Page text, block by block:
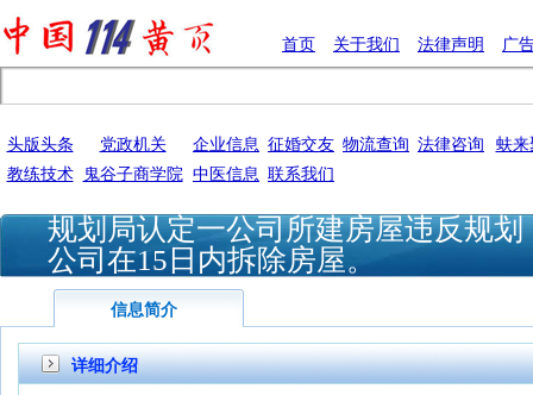
首页 关于我们 法律声明 广
头版头条 党政机关 企业信息 征婚交友 物流查询 法律咨询
蚨来
教练技术
鬼谷子商学院 中医信息 联系我们
规划局认定一公司所建房屋违反规
公司在15日内拆除房屋。
信息简介
详细介绍